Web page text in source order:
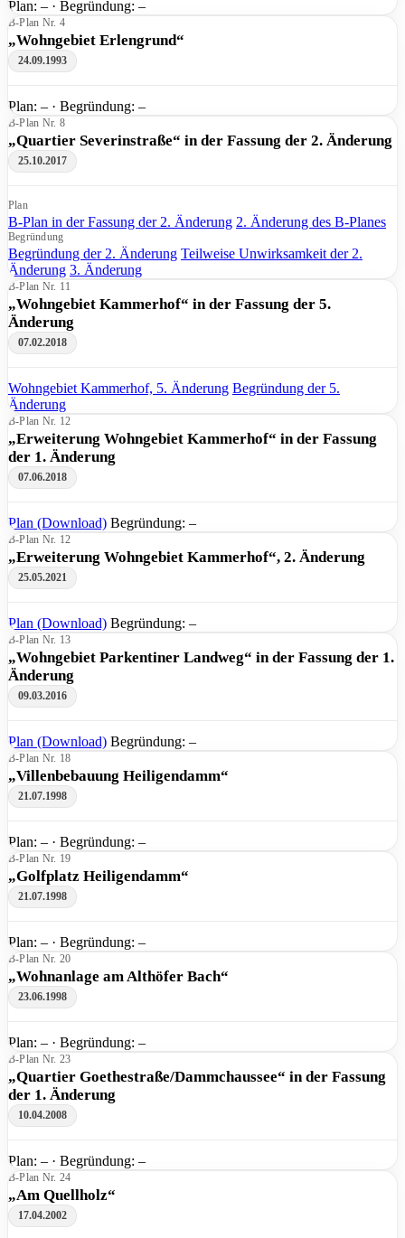
Plan: – · Begründung: –
B-Plan Nr. 4
„Wohngebiet Erlengrund“
24.09.1993
Plan: – · Begründung: –
B-Plan Nr. 8
„Quartier Severinstraße“ in der Fassung der 2. Änderung
25.10.2017
Plan
B-Plan in der Fassung der 2. Änderung 2. Änderung des B-Planes
Begründung
Begründung der 2. Änderung Teilweise Unwirksamkeit der 2.
Änderung 3. Änderung
B-Plan Nr. 11
„Wohngebiet Kammerhof“ in der Fassung der 5.
Änderung
07.02.2018
Wohngebiet Kammerhof, 5. Änderung Begründung der 5.
Änderung
B-Plan Nr. 12
„Erweiterung Wohngebiet Kammerhof“ in der Fassung
der 1. Änderung
07.06.2018
Plan (Download) Begründung: –
B-Plan Nr. 12
„Erweiterung Wohngebiet Kammerhof“, 2. Änderung
25.05.2021
Plan (Download) Begründung: –
B-Plan Nr. 13
„Wohngebiet Parkentiner Landweg“ in der Fassung der 1.
Änderung
09.03.2016
Plan (Download) Begründung: –
B-Plan Nr. 18
„Villenbebauung Heiligendamm“
21.07.1998
Plan: – · Begründung: –
B-Plan Nr. 19
„Golfplatz Heiligendamm“
21.07.1998
Plan: – · Begründung: –
B-Plan Nr. 20
„Wohnanlage am Althöfer Bach“
23.06.1998
Plan: – · Begründung: –
B-Plan Nr. 23
„Quartier Goethestraße/Dammchaussee“ in der Fassung
der 1. Änderung
10.04.2008
Plan: – · Begründung: –
B-Plan Nr. 24
„Am Quellholz“
17.04.2002